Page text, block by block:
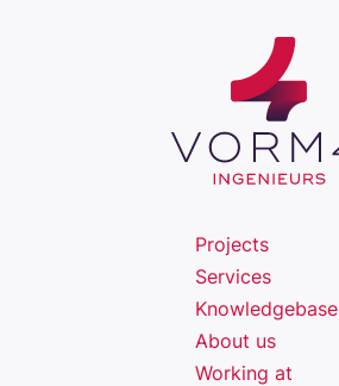
Projects
Services
Knowledgebase
About us
Working at